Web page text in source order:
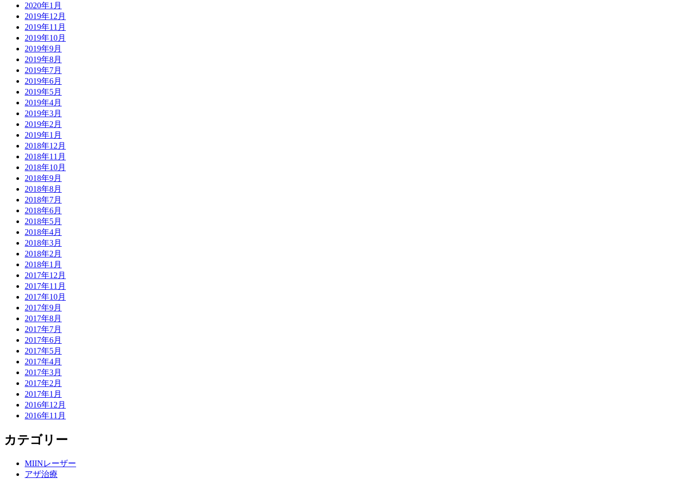
2020年1月
2019年12月
2019年11月
2019年10月
2019年9月
2019年8月
2019年7月
2019年6月
2019年5月
2019年4月
2019年3月
2019年2月
2019年1月
2018年12月
2018年11月
2018年10月
2018年9月
2018年8月
2018年7月
2018年6月
2018年5月
2018年4月
2018年3月
2018年2月
2018年1月
2017年12月
2017年11月
2017年10月
2017年9月
2017年8月
2017年7月
2017年6月
2017年5月
2017年4月
2017年3月
2017年2月
2017年1月
2016年12月
2016年11月
カテゴリー
MIINレーザー
アザ治療